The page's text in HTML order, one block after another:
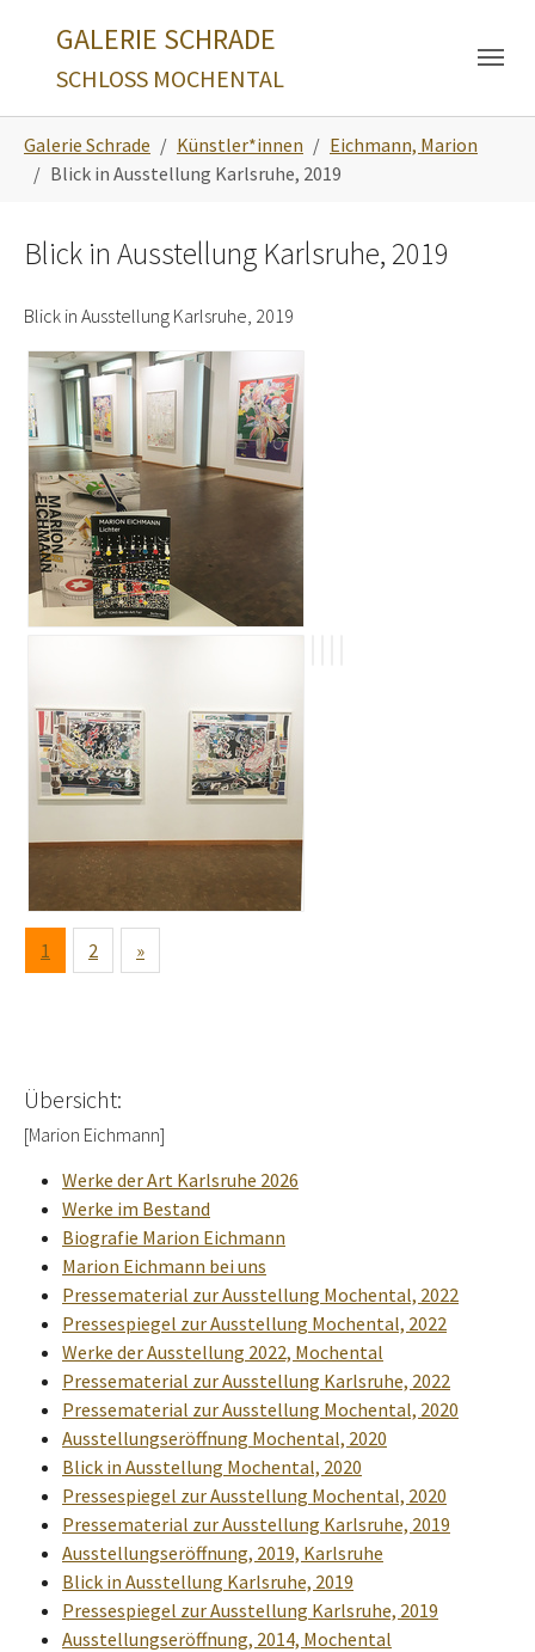
GALERIE SCHRADE
SCHLOSS MOCHENTAL
Galerie Schrade Künstler*innen
Eichmann, Marion
Blick in Ausstellung Karlsruhe, 2019
Blick in Ausstellung Karlsruhe, 2019
Blick in Ausstellung Karlsruhe, 2019
1 2 »
Übersicht:
[Marion Eichmann]
Werke der Art Karlsruhe 2026
Werke im Bestand
Biografie Marion Eichmann
Marion Eichmann bei uns
Pressematerial zur Ausstellung Mochental, 2022
Pressespiegel zur Ausstellung Mochental, 2022
Werke der Ausstellung 2022, Mochental
Pressematerial zur Ausstellung Karlsruhe, 2022
Pressematerial zur Ausstellung Mochental, 2020
Ausstellungseröffnung Mochental, 2020
Blick in Ausstellung Mochental, 2020
Pressespiegel zur Ausstellung Mochental, 2020
Pressematerial zur Ausstellung Karlsruhe, 2019
Ausstellungseröffnung, 2019, Karlsruhe
Blick in Ausstellung Karlsruhe, 2019
Pressespiegel zur Ausstellung Karlsruhe, 2019
Ausstellungseröffnung, 2014, Mochental